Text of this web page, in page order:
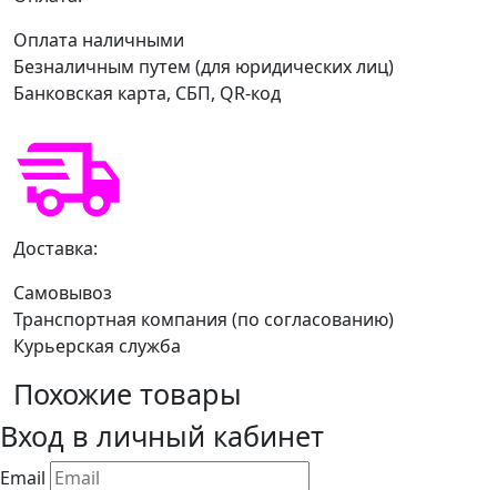
Оплата наличными
Безналичным путем (для юридических лиц)
Банковская карта, СБП, QR-код
Доставка:
Самовывоз
Транспортная компания (по согласованию)
Курьерская служба
Похожие товары
Вход в личный кабинет
Email